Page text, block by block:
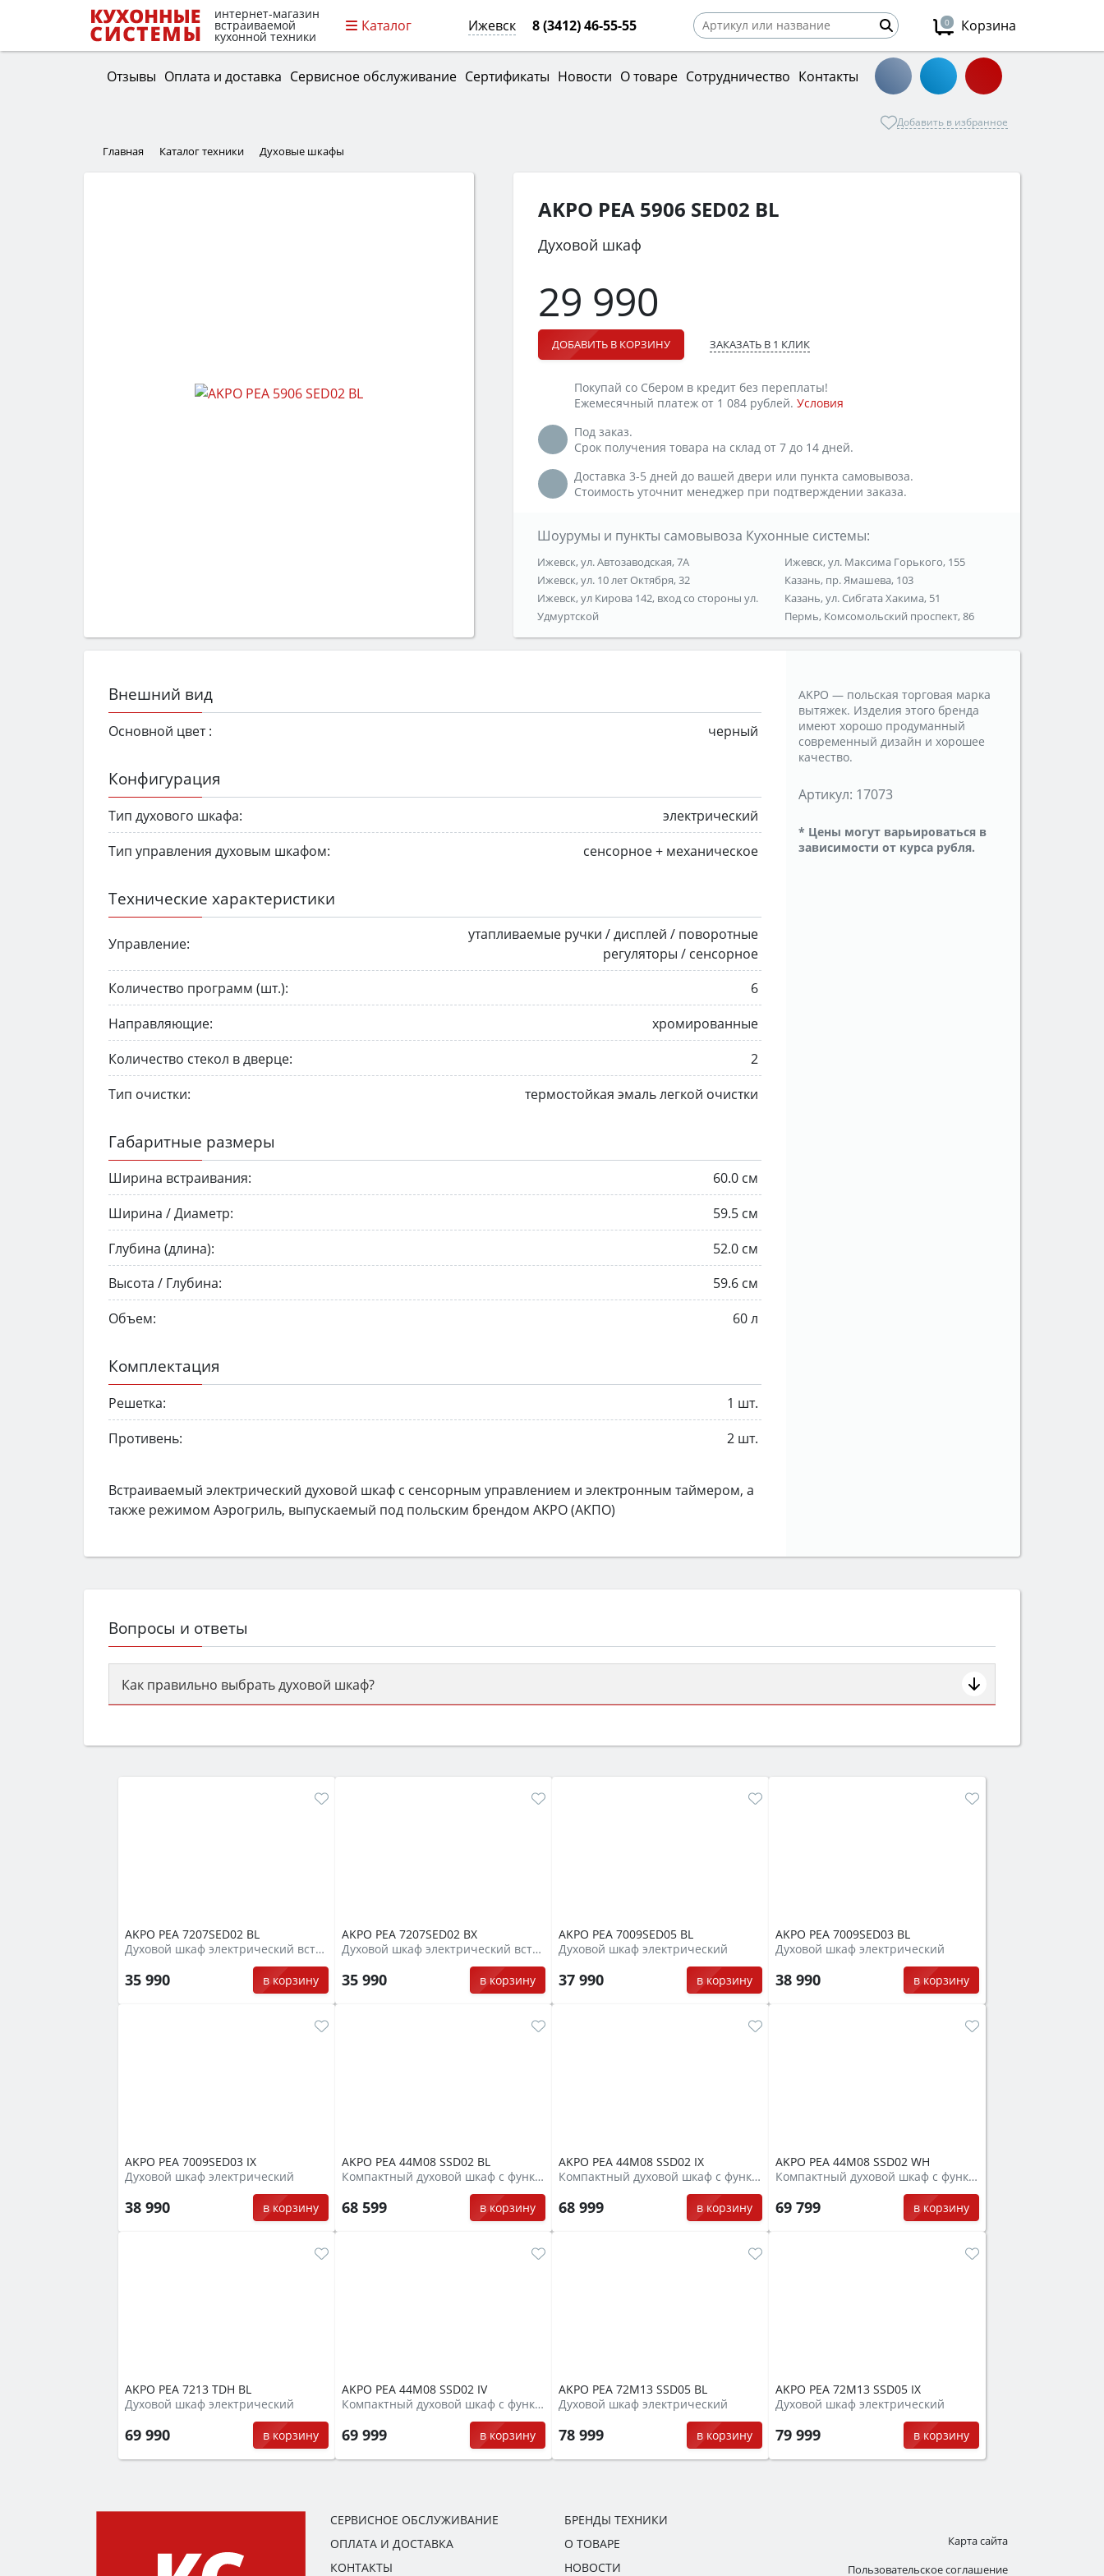
интернет-магазин
встраиваемой
кухонной техники
Каталог Ижевск 8 (3412) 46-55-55 0 Корзина
Отзывы Оплата и доставка Сервисное обслуживание Сертификаты Новости О товаре Сотрудничество Контакты
Добавить в избранное
Главная Каталог техники Духовые шкафы
AKPO PEA 5906 SED02 BL
Духовой шкаф
29 990
ДОБАВИТЬ В КОРЗИНУ ЗАКАЗАТЬ В 1 КЛИК
Покупай со Сбером в кредит без переплаты!
Ежемесячный платеж от 1 084 рублей. Условия
Под заказ.
Срок получения товара на склад от 7 до 14 дней.
Доставка 3-5 дней до вашей двери или пункта самовывоза.
Стоимость уточнит менеджер при подтверждении заказа.
Шоурумы и пункты самовывоза Кухонные системы:
Ижевск, ул. Автозаводская, 7А
Ижевск, ул. 10 лет Октября, 32
Ижевск, ул Кирова 142, вход со стороны ул.
Удмуртской
Ижевск, ул. Максима Горького, 155
Казань, пр. Ямашева, 103
Казань, ул. Сибгата Хакима, 51
Пермь, Комсомольский проспект, 86
Внешний вид
Основной цвет : черный
Конфигурация
Тип духового шкафа:
электрический
Тип управления духовым шкафом:
сенсорное + механическое
Технические характеристики
Управление:
утапливаемые ручки / дисплей / поворотные
регуляторы / сенсорное
Количество программ (шт.):
6
Направляющие:
хромированные
Количество стекол в дверце:
2
Тип очистки:
термостойкая эмаль легкой очистки
Габаритные размеры
Ширина встраивания:
60.0 см
Ширина / Диаметр:
59.5 см
Глубина (длина):
52.0 см
Высота / Глубина:
59.6 см
Объем:
60 л
Комплектация
Решетка:
1 шт.
Противень:
2 шт.
Встраиваемый электрический духовой шкаф с сенсорным управлением и электронным таймером, а
также режимом Аэрогриль, выпускаемый под польским брендом AKPO (АКПО)
AKPO — польская торговая марка
вытяжек. Изделия этого бренда
имеют хорошо продуманный
современный дизайн и хорошее
качество.
Артикул: 17073
* Цены могут варьироваться в
зависимости от курса рубля.
Вопросы и ответы
Как правильно выбрать духовой шкаф?
семьи, класс энергопотребления не ниже A и нужные функции (конвекция, гриль, самоочистка, защита от детей).
AKPO PEA 7207SED02 BL
Духовой шкаф электрический встраиваемый
35 990 в корзину
AKPO PEA 7207SED02 BX
Духовой шкаф электрический встраиваемый
35 990 в корзину
AKPO PEA 7009SED05 BL
Духовой шкаф электрический
37 990 в корзину
AKPO PEA 7009SED03 BL
Духовой шкаф электрический
38 990 в корзину
AKPO PEA 7009SED03 IX
Духовой шкаф электрический
38 990 в корзину
AKPO PEA 44M08 SSD02 BL
Компактный духовой шкаф с функцией СВЧ
68 599 в корзину
AKPO PEA 44M08 SSD02 IX
Компактный духовой шкаф с функцией СВЧ
68 999 в корзину
AKPO PEA 44M08 SSD02 WH
Компактный духовой шкаф с функцией СВЧ
69 799 в корзину
AKPO PEA 7213 TDH BL
Духовой шкаф электрический
69 990 в корзину
AKPO PEA 44M08 SSD02 IV
Компактный духовой шкаф с функцией СВЧ
69 999 в корзину
AKPO PEA 72M13 SSD05 BL
Духовой шкаф электрический
78 999 в корзину
AKPO PEA 72M13 SSD05 IX
Духовой шкаф электрический
79 999 в корзину
СЕРВИСНОЕ ОБСЛУЖИВАНИЕ
ОПЛАТА И ДОСТАВКА
КОНТАКТЫ
БРЕНДЫ ТЕХНИКИ
О ТОВАРЕ
НОВОСТИ
Карта сайта
Пользовательское соглашение